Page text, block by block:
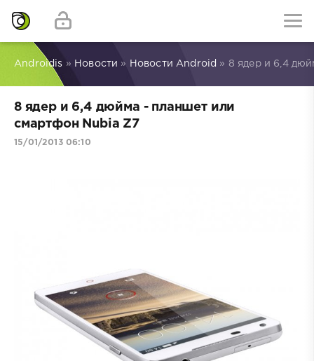
Androidis » Новости » Новости Android » 8 ядер и 6,4
8 ядер и 6,4 дюйма - планшет или
смартфон Nubia Z7
15/01/2013 06:10